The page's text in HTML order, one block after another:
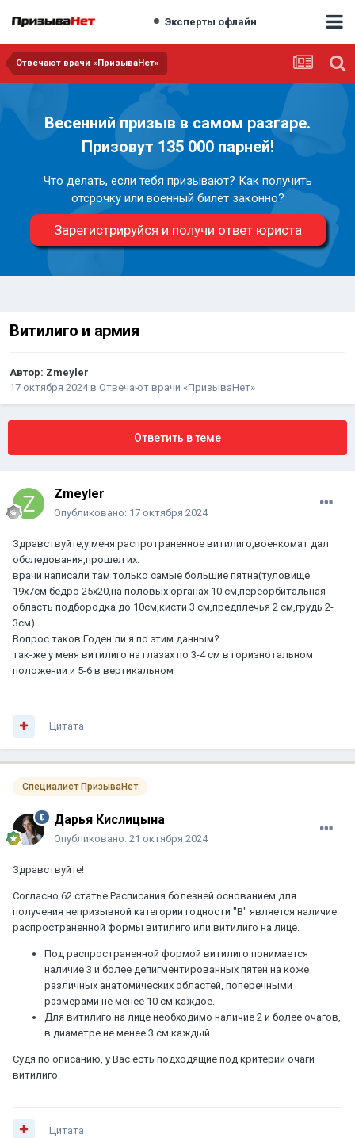
Эксперты офлайн
Отвечают врачи «ПризываНет»
Весенний призыв в самом разгаре.
Призовут 135 000 парней!
Что делать, если тебя призывают? Как получить
отсрочку или военный билет законно?
Зарегистрируйся и получи ответ юриста
Витилиго и армия
Автор: Zmeyler
17 октября 2024в Отвечают врачи «ПризываНет»
Ответить в теме
Zmeyler
Опубликовано: 17 октября 2024
Здравствуйте,у меня распротраненное витилиго,военкомат дал
обследования,прошел их.
врачи написали там только самые большие пятна(туловище
19х7см бедро 25х20,на половых органах 10 см,переорбитальная
область подбородка до 10см,кисти 3 см,предплечья 2 см,грудь 2-
3см)
Вопрос таков:Годен ли я по этим данным?
так-же у меня витилиго на глазах по 3-4 см в горизнотальном
положении и 5-6 в вертикальном
Цитата
Специалист ПризываНет
Дарья Кислицына
Опубликовано: 21 октября 2024
Здравствуйте!
Согласно 62 статье Расписания болезней основанием для
получения непризывной категории годности "В" является наличие
распространенной формы витилиго или витилиго на лице.
Под распространенной формой витилиго понимается
наличие 3 и более депигментированных пятен на коже
различных анатомических областей, поперечными
размерами не менее 10 см каждое.
Для витилиго на лице необходимо наличие 2 и более очагов,
в диаметре не менее 3 см каждый.
Судя по описанию, у Вас есть подходящие под критерии очаги
витилиго.
Цитата